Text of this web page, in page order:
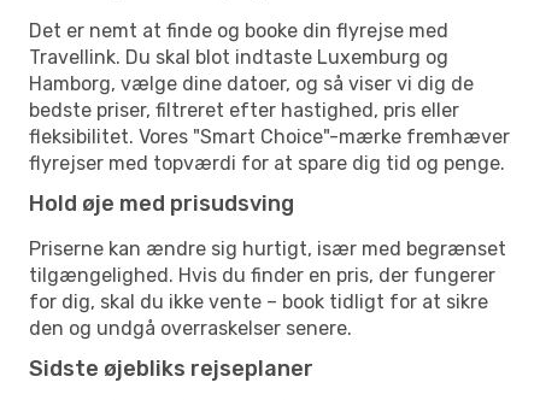
Det er nemt at finde og booke din flyrejse med
Travellink. Du skal blot indtaste Luxemburg og
Hamborg, vælge dine datoer, og så viser vi dig de
bedste priser, filtreret efter hastighed, pris eller
fleksibilitet. Vores "Smart Choice"-mærke fremhæver
flyrejser med topværdi for at spare dig tid og penge.
Hold øje med prisudsving
Priserne kan ændre sig hurtigt, især med begrænset
tilgængelighed. Hvis du finder en pris, der fungerer
for dig, skal du ikke vente – book tidligt for at sikre
den og undgå overraskelser senere.
Sidste øjebliks rejseplaner